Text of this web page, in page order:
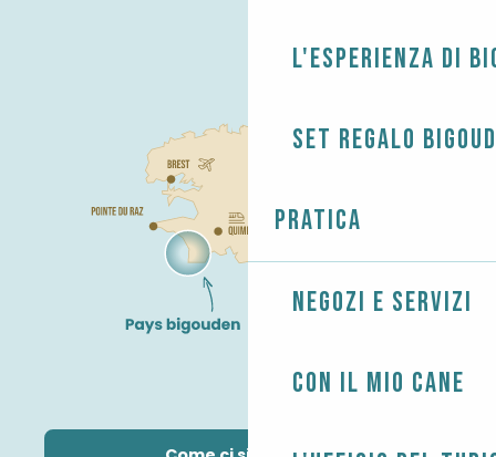
L'esperienza di
Set regalo
Pratica
Negozi e servizi
Con il mio cane